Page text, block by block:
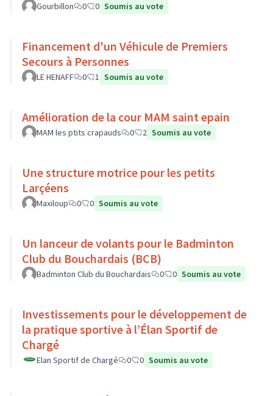
Gourbillon 0 0 Soumis au vote
Financement d'un Véhicule de Premiers
Secours à Personnes
LE HENAFF 0 1 Soumis au vote
Amélioration de la cour MAM saint epain
MAM les ptits crapauds 0 2 Soumis au vote
Une structure motrice pour les petits
Larçéens
Maxiloup 0 0 Soumis au vote
Un lanceur de volants pour le Badminton
Club du Bouchardais (BCB)
Badminton Club du Bouchardais 0 0 Soumis au vote
Investissements pour le développement de
la pratique sportive à l’Élan Sportif de
Chargé
Elan Sportif de Chargé 0 0 Soumis au vote